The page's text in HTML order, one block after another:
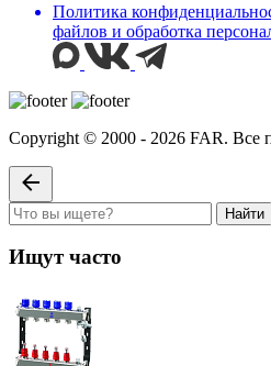
Политика
файлов и обработка
Copyright © 2000 - 2026 FAR. Все
Найти
Ищут часто